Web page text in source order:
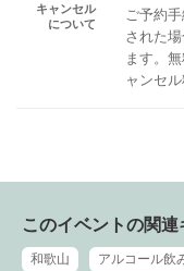
キャンセル
について
ご予約
された
ます。
ャンセ
このイベントの関連
和歌山 アルコール飲